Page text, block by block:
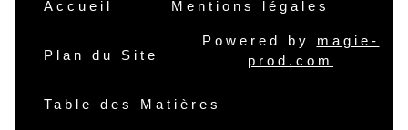
Accueil Mentions légales
Plan du Site
Table des Matières
Powered by magie-
prod.com